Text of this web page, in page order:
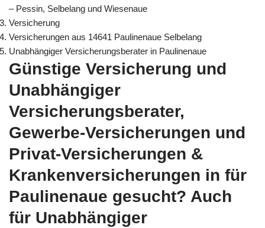
– Pessin, Selbelang und Wiesenaue
Versicherung
Versicherungen aus 14641 Paulinenaue Selbelang
Unabhängiger Versicherungsberater in Paulinenaue
Günstige Versicherung und
Unabhängiger
Versicherungsberater,
Gewerbe-Versicherungen und
Privat-Versicherungen &
Krankenversicherungen in für
Paulinenaue gesucht? Auch
für Unabhängiger